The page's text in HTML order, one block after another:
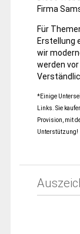
Firma
Für
Erstellung
wir
werden
*Einige
Links. Sie
Provision, mit
Unterstützung!